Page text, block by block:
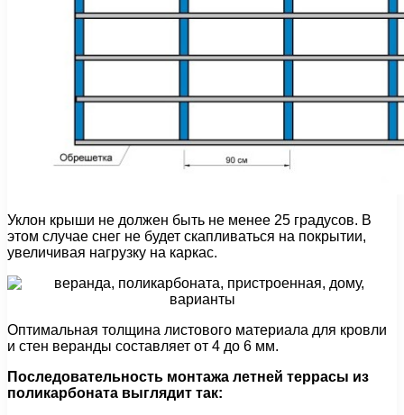
Уклон крыши не должен быть не менее 25 градусов. В
этом случае снег не будет скапливаться на покрытии,
увеличивая нагрузку на каркас.
Оптимальная толщина листового материала для кровли
и стен веранды составляет от 4 до 6 мм.
Последовательность монтажа летней террасы из
поликарбоната выглядит так: